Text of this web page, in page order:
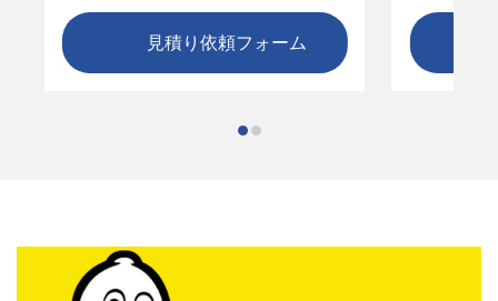
見積り依頼フォーム